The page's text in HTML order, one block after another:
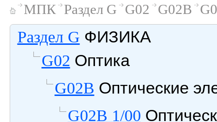
МПК Раздел G G02 G02B
Раздел G ФИЗИКА
G02 Оптика
G02B Оптические
G02B 1/00